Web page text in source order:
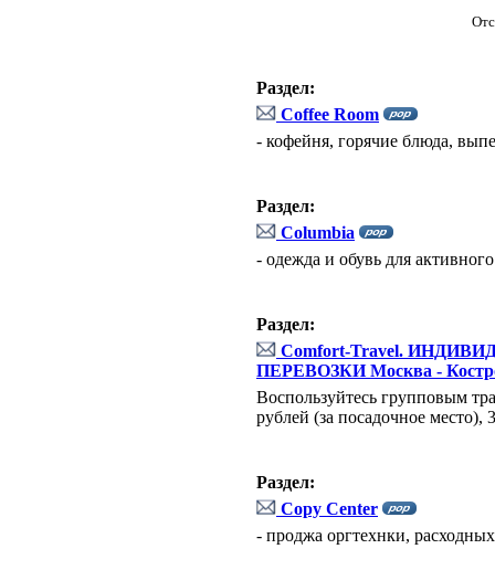
Раздел:
Coffee Room
- кофейня, горячие блюда,
Раздел:
Columbia
- одежда и обувь для
Раздел:
Comfort-Travel.
ПЕРЕВОЗКИ Москва -
Воспользуйтесь групповым
рублей (за посадочное место),
Раздел:
Copy Center
- проджа оргтехнки,